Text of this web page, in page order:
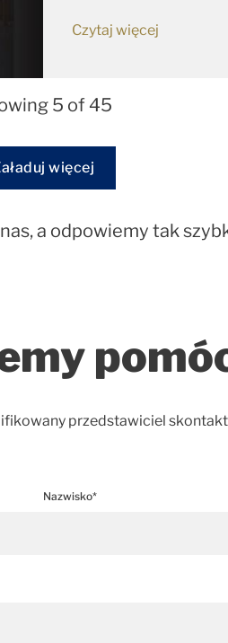
Czytaj więcej
5 of 45
więcej
a odpowiemy tak
przedstawiciel
Nazwisko*